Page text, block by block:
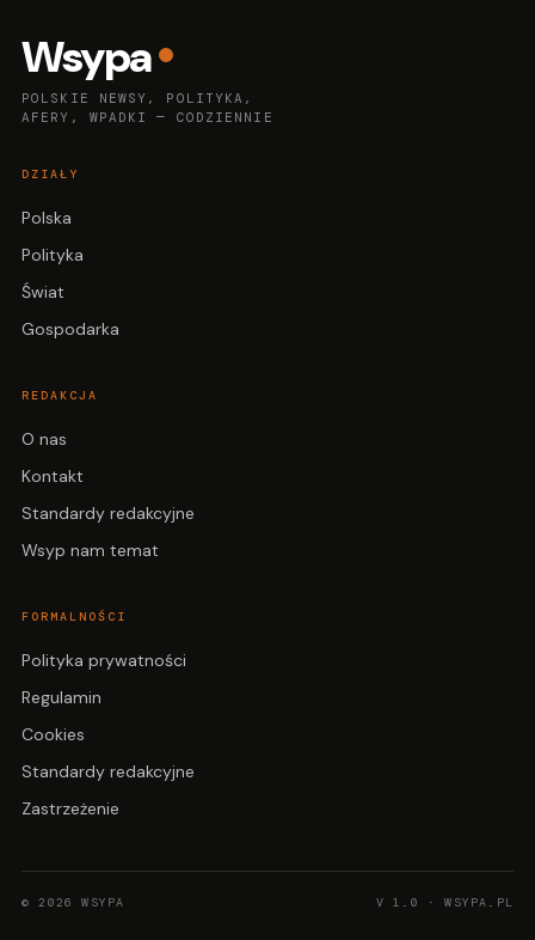
Wsypa
POLSKIE NEWSY, POLITYKA,
AFERY, WPADKI — CODZIENNIE
DZIAŁY
Polska
Polityka
Świat
Gospodarka
REDAKCJA
O nas
Kontakt
Standardy redakcyjne
Wsyp nam temat
FORMALNOŚCI
Polityka prywatności
Regulamin
Cookies
Standardy redakcyjne
Zastrzeżenie
© 2026 WSYPA V 1.0 · WSYPA.PL